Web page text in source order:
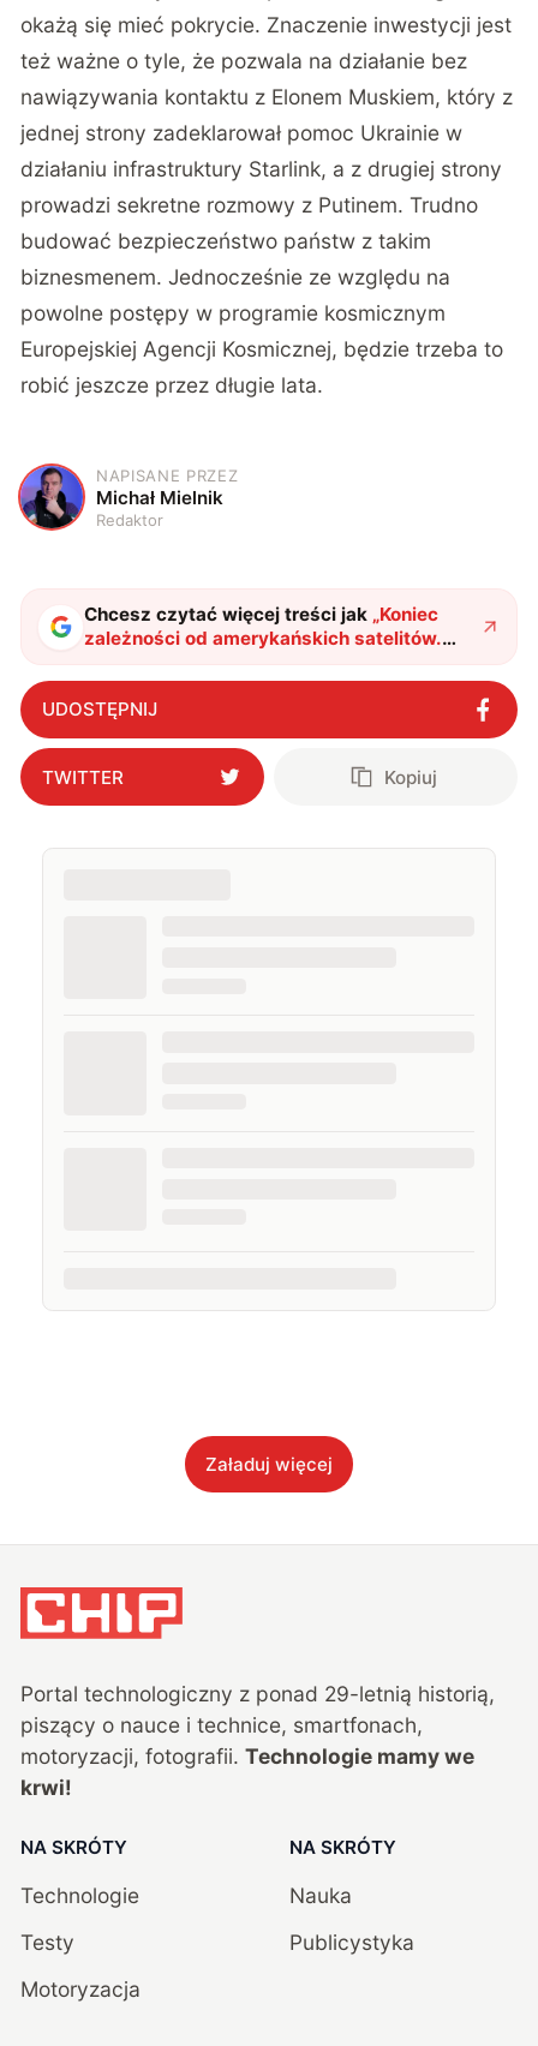
okażą się mieć pokrycie. Znaczenie inwestycji jest
też ważne o tyle, że pozwala na działanie bez
nawiązywania kontaktu z Elonem Muskiem, który z
jednej strony zadeklarował pomoc Ukrainie w
działaniu infrastruktury Starlink, a z drugiej strony
prowadzi sekretne rozmowy z Putinem. Trudno
budować bezpieczeństwo państw z takim
biznesmenem. Jednocześnie ze względu na
powolne postępy w programie kosmicznym
Europejskiej Agencji Kosmicznej, będzie trzeba to
robić jeszcze przez długie lata.
M
NAPISANE PRZEZ
Michał Mielnik
Redaktor
Chcesz czytać więcej treści jak „Koniec
zależności od amerykańskich satelitów.
Europa stawia własny system"?
UDOSTĘPNIJ
TWITTER Kopiuj
Załaduj więcej
Portal technologiczny z ponad 29-letnią historią,
piszący o nauce i technice, smartfonach,
motoryzacji, fotografii. Technologie mamy we
krwi!
NA SKRÓTY
Technologie
Testy
Motoryzacja
NA SKRÓTY
Nauka
Publicystyka